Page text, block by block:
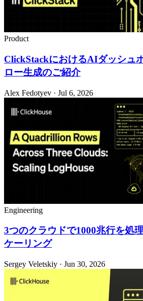
Product
ClickStackにおけるAIダッシュ
ロー生成のご紹介
Alex Fedotyev · Jul 6, 2026
Engineering
3つのクラウドで1000兆行を処
ケーリング
Sergey Veletskiy · Jun 30, 2026